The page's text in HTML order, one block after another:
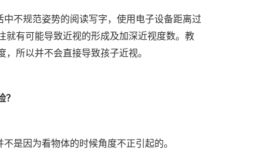
不规范姿势的阅读写字，使用电子设备距离过
就有可能导致近视的形成及加深近视度数。教
所以并不会直接导致孩子近视。
是因为看物体的时候角度不正引起的。